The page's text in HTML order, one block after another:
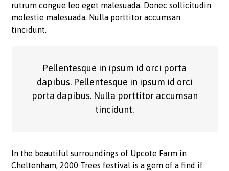
rutrum congue leo eget malesuada. Donec sollicitudin
molestie malesuada. Nulla porttitor accumsan
tincidunt.
Pellentesque in ipsum id orci porta
dapibus. Pellentesque in ipsum id orci
porta dapibus. Nulla porttitor accumsan
tincidunt.
In the beautiful surroundings of Upcote Farm in
Cheltenham, 2000 Trees festival is a gem of a find if